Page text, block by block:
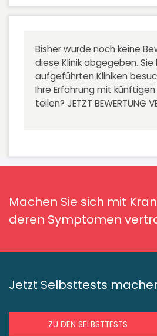
Bisher wurde noch keine
diese Klinik abgegeben.
aufgeführten Kliniken
Ihre Erfahrung mit
teilen? JETZT BEWERTUNG
Machen Sie sich mit
deren Symptomen
Jetzt Selbsttests
ZU DEN SELBSTTESTS